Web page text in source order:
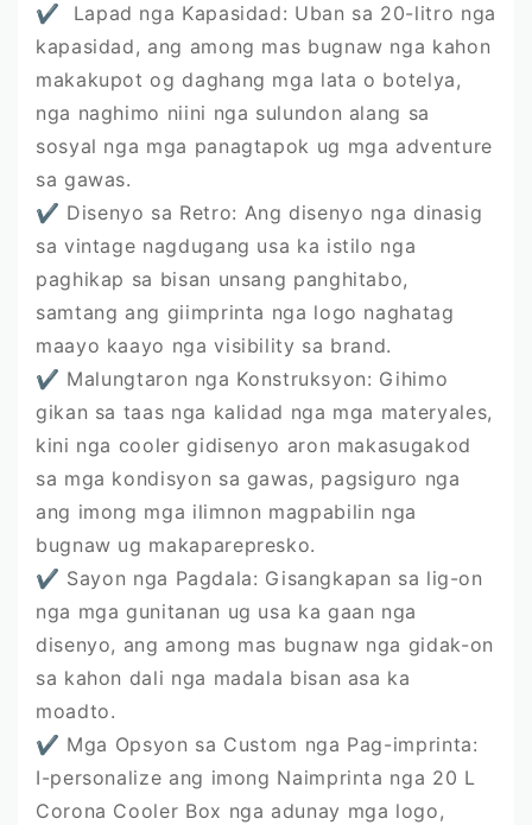
✔
Lapad nga Kapasidad: Uban sa 20-litro nga
kapasidad, ang among mas bugnaw nga kahon
makakupot og daghang mga lata o botelya,
nga naghimo niini nga sulundon alang sa
sosyal nga mga panagtapok ug mga adventure
sa gawas.
✔ Disenyo sa Retro: Ang disenyo nga dinasig
sa vintage nagdugang usa ka istilo nga
paghikap sa bisan unsang panghitabo,
samtang ang giimprinta nga logo naghatag
maayo kaayo nga visibility sa brand.
✔ Malungtaron nga Konstruksyon: Gihimo
gikan sa taas nga kalidad nga mga materyales,
kini nga cooler gidisenyo aron makasugakod
sa mga kondisyon sa gawas, pagsiguro nga
ang imong mga ilimnon magpabilin nga
bugnaw ug makaparepresko.
✔ Sayon nga Pagdala: Gisangkapan sa lig-on
nga mga gunitanan ug usa ka gaan nga
disenyo, ang among mas bugnaw nga gidak-on
sa kahon dali nga madala bisan asa ka
moadto.
✔ Mga Opsyon sa Custom nga Pag-imprinta:
I-personalize ang imong Naimprinta nga 20 L
Corona Cooler Box nga adunay mga logo,